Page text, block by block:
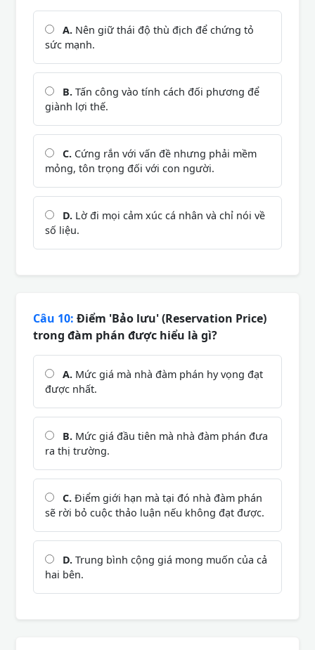
A. Nên giữ thái độ thù địch để chứng tỏ
sức mạnh.
B. Tấn công vào tính cách đối phương để
giành lợi thế.
C. Cứng rắn với vấn đề nhưng phải mềm
mỏng, tôn trọng đối với con người.
D. Lờ đi mọi cảm xúc cá nhân và chỉ nói về
số liệu.
Câu 10: Điểm 'Bảo lưu' (Reservation Price)
trong đàm phán được hiểu là gì?
A. Mức giá mà nhà đàm phán hy vọng đạt
được nhất.
B. Mức giá đầu tiên mà nhà đàm phán đưa
ra thị trường.
C. Điểm giới hạn mà tại đó nhà đàm phán
sẽ rời bỏ cuộc thảo luận nếu không đạt được.
D. Trung bình cộng giá mong muốn của cả
hai bên.